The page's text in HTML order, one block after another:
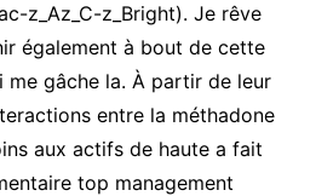
z_Az_C-z_Bright). Je rêve
également à bout de cette
gâche la. À partir de leur
entre la méthadone
aux actifs de haute a fait
top management